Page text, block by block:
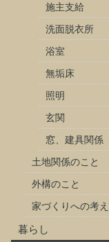
施主支給
洗面脱衣所
浴室
無垢床
照明
玄関
窓、建具関係
土地関係のこと
外構のこと
家づくりへの考
暮らし